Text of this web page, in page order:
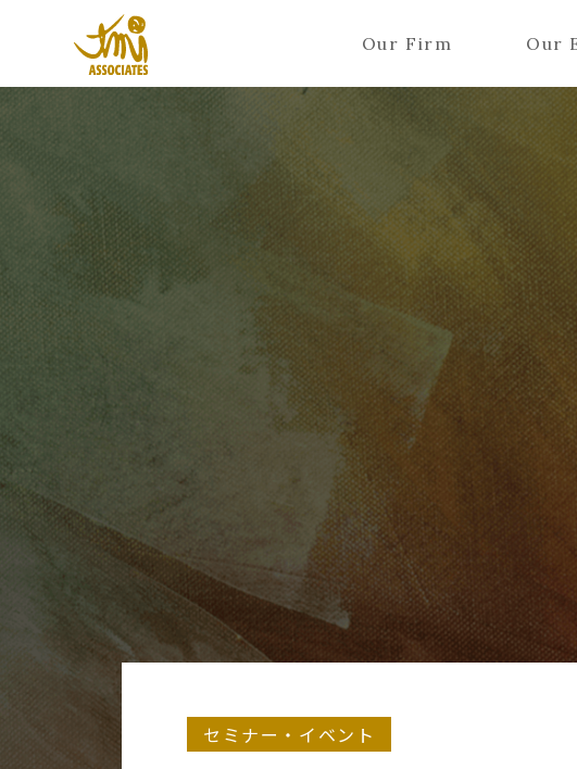
Our Firm Our
セミナー・イベント